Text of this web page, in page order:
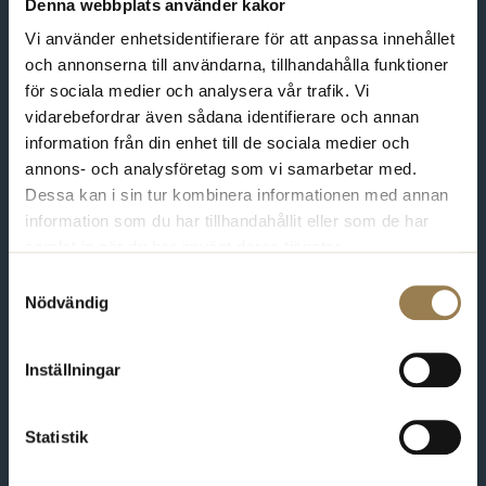
Denna webbplats använder kakor
Vi använder enhetsidentifierare för att anpassa innehållet
och annonserna till användarna, tillhandahålla funktioner
för sociala medier och analysera vår trafik. Vi
vidarebefordrar även sådana identifierare och annan
information från din enhet till de sociala medier och
annons- och analysföretag som vi samarbetar med.
Dessa kan i sin tur kombinera informationen med annan
information som du har tillhandahållit eller som de har
Nödvändig
Inställningar
Statistik
Kontakt
Varmt välkommen att kontakta oss. Du som är medlem hittar
fler kontaktvägar på Min sida.
08-567 06 400
Min sida
Här kan du ändra dina uppgifter, se dina fakturor och ta del av
aktuell information som berör dig.
Till Min sida